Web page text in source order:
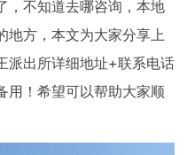
，不知道去哪咨询，本地
地方，本文为大家分享上
派出所详细地址+联系电话
用！希望可以帮助大家顺